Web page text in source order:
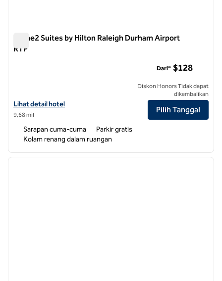
Home2 Suites by Hilton Raleigh Durham Airport
RTP
Lihat perincian hotel untuk Home2 Suites by Hilton Raleigh Durham
Lihat detail hotel
9,68 mil
Dari* $128
Diskon Honors Tidak dapat
dikembalikan
Pilih Tanggal
Sarapan cuma-cuma
Parkir gratis
Kolam renang dalam ruangan
1 dari 12